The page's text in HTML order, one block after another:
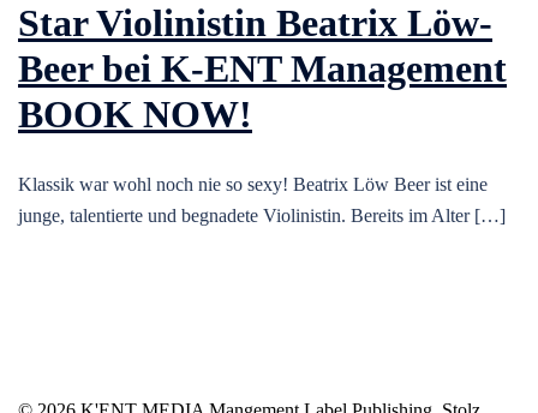
Star Violinistin Beatrix Löw-
Beer bei K-ENT Management
BOOK NOW!
Klassik war wohl noch nie so sexy! Beatrix Löw Beer ist eine
junge, talentierte und begnadete Violinistin. Bereits im Alter […]